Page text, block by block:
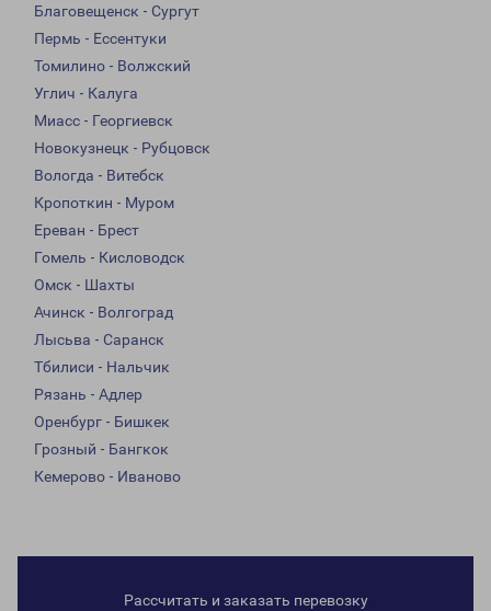
Благовещенск - Сургут
Пермь - Ессентуки
Томилино - Волжский
Углич - Калуга
Миасс - Георгиевск
Новокузнецк - Рубцовск
Вологда - Витебск
Кропоткин - Муром
Ереван - Брест
Гомель - Кисловодск
Омск - Шахты
Ачинск - Волгоград
Лысьва - Саранск
Тбилиси - Нальчик
Рязань - Адлер
Оренбург - Бишкек
Грозный - Бангкок
Кемерово - Иваново
Рассчитать и заказать перевозку